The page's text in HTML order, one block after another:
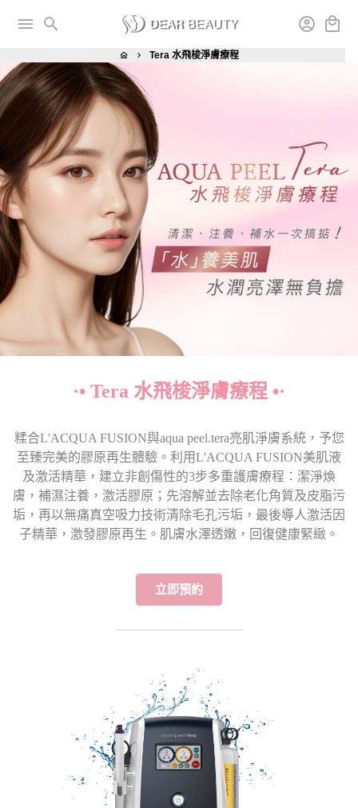
menu search account_circle local_mall
home keyboard_arrow_right Tera 水飛梭淨膚療程
·• Tera 水飛梭淨膚療程 •·
糅合L'ACQUA FUSION與aqua peel.tera亮肌淨膚系統，予您
至臻完美的膠原再生體驗。利用L'ACQUA FUSION美肌液
及激活精華，建立非創傷性的3步多重護膚療程：潔淨煥
膚，補濕注養，激活膠原；先溶解並去除老化角質及皮脂污
垢，再以無痛真空吸力技術清除毛孔污垢，最後導人激活因
子精華，激發膠原再生。肌膚水澤透嫩，回復健康緊緻。
立即預約